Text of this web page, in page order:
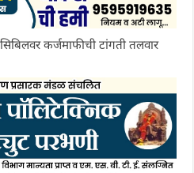
कर्जमाफीची टांगती तलवार